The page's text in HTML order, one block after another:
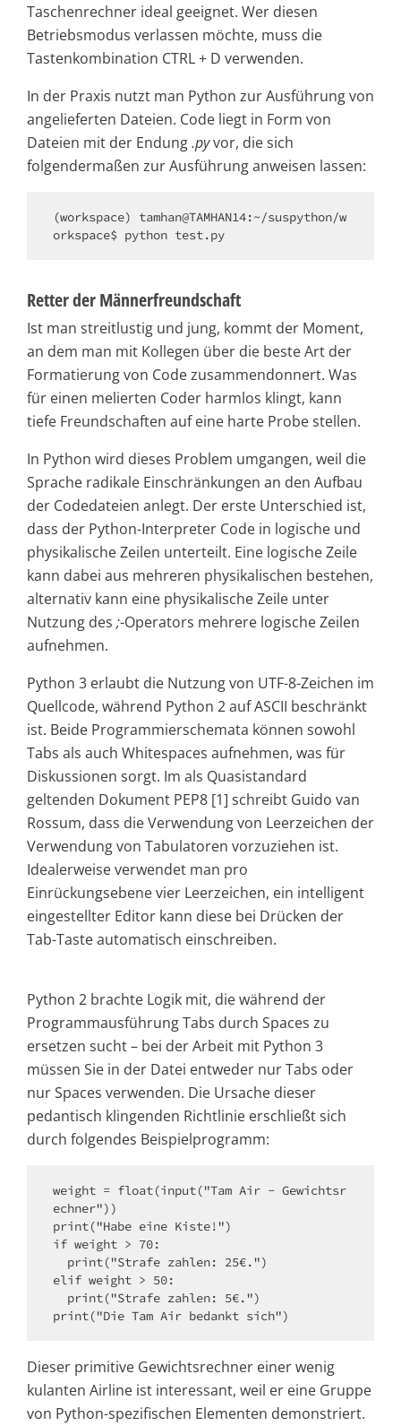
Taschenrechner ideal geeignet. Wer diesen
Betriebsmodus verlassen möchte, muss die
Tastenkombination CTRL + D verwenden.
In der Praxis nutzt man Python zur Ausführung von
angelieferten Dateien. Code liegt in Form von
Dateien mit der Endung.pyvor, die sich
folgendermaßen zur Ausführung anweisen lassen:
(workspace) tamhan@TAMHAN14:~/suspython/w
orkspace$ python test.py
Retter der Männerfreundschaft
Ist man streitlustig und jung, kommt der Moment,
an dem man mit Kollegen über die beste Art der
Formatierung von Code zusammendonnert. Was
für einen melierten Coder harmlos klingt, kann
tiefe Freundschaften auf eine harte Probe stellen.
In Python wird dieses Problem umgangen, weil die
Sprache radikale Einschränkungen an den Aufbau
der Codedateien anlegt. Der erste Unterschied ist,
dass der Python-Interpreter Code in logische und
physikalische Zeilen unterteilt. Eine logische Zeile
kann dabei aus mehreren physikalischen bestehen,
alternativ kann eine physikalische Zeile unter
Nutzung des ;-Operators mehrere logische Zeilen
aufnehmen.
Python 3 erlaubt die Nutzung von UTF-8-Zeichen im
Quellcode, während Python 2 auf ASCII beschränkt
ist. Beide Programmierschemata können sowohl
Tabs als auch Whitespaces aufnehmen, was für
Diskussionen sorgt. Im als Quasistandard
geltenden Dokument PEP8 [1] schreibt Guido van
Rossum, dass die Verwendung von Leerzeichen der
Verwendung von Tabulatoren vorzuziehen ist.
Idealerweise verwendet man pro
Einrückungsebene vier Leerzeichen, ein intelligent
eingestellter Editor kann diese bei Drücken der
Tab-Taste automatisch einschreiben.
Python 2 brachte Logik mit, die während der
Programmausführung Tabs durch Spaces zu
ersetzen sucht – bei der Arbeit mit Python 3
müssen Sie in der Datei entweder nur Tabs oder
nur Spaces verwenden. Die Ursache dieser
pedantisch klingenden Richtlinie erschließt sich
durch folgendes Beispielprogramm:
weight = float(input("Tam Air - Gewichtsr
echner"))
print("Habe eine Kiste!")
if weight > 70:
elif weight > 50:
print("Die Tam Air bedankt sich")
Dieser primitive Gewichtsrechner einer wenig
kulanten Airline ist interessant, weil er eine Gruppe
von Python-spezifischen Elementen demonstriert.